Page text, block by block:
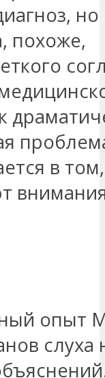
но
похоже,
в
опыт
слуха